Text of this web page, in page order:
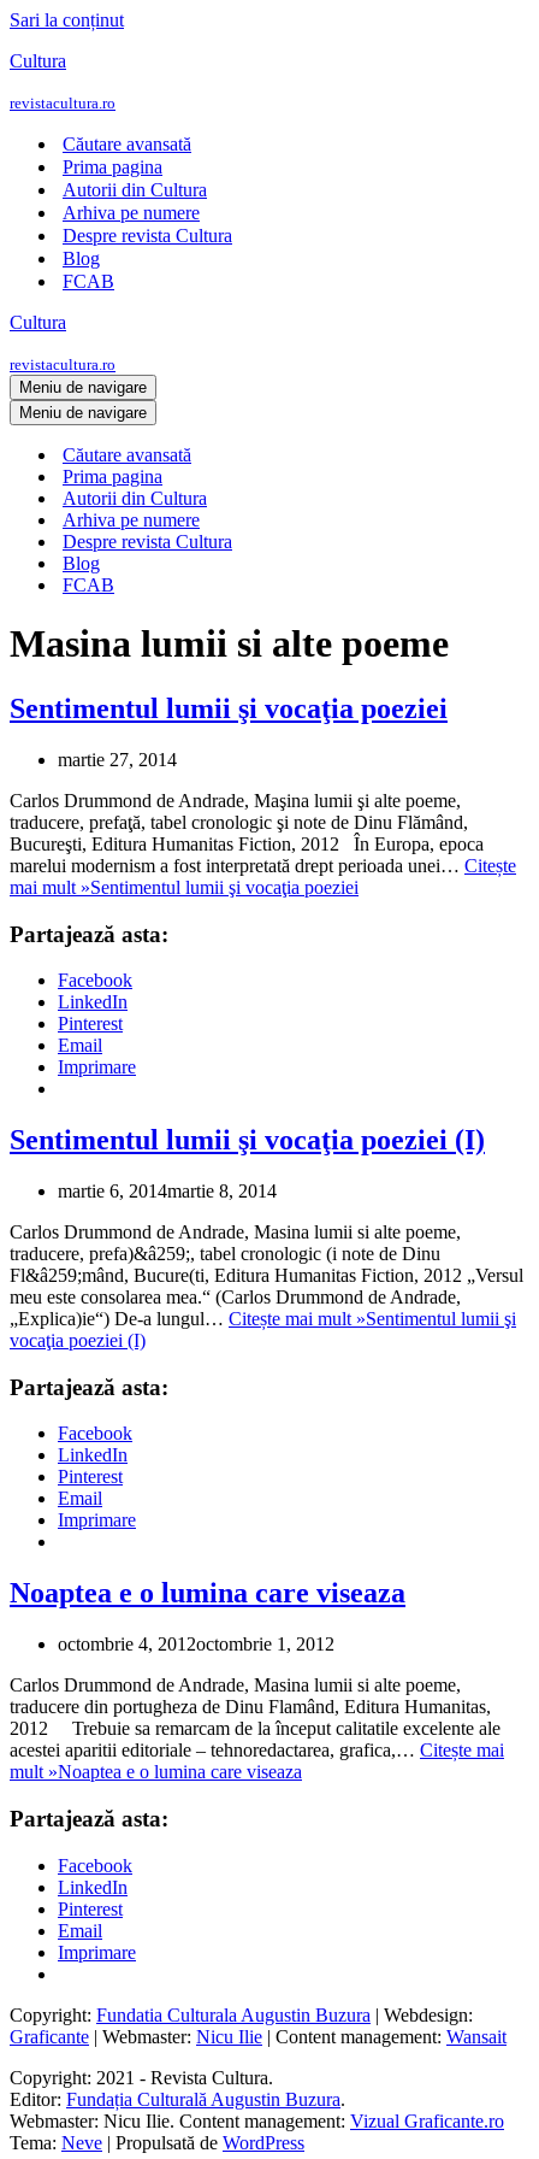
Sari la conținut
Cultura
revistacultura.ro
Căutare avansată
Prima pagina
Autorii din Cultura
Arhiva pe numere
Despre revista Cultura
Blog
FCAB
Cultura
revistacultura.ro
Meniu de navigare
Meniu de navigare
Căutare avansată
Prima pagina
Autorii din Cultura
Arhiva pe numere
Despre revista Cultura
Blog
FCAB
Masina lumii si alte poeme
Sentimentul lumii şi vocaţia poeziei
martie 27, 2014
Carlos Drummond de Andrade, Maşina lumii şi alte poeme,
traducere, prefaţă, tabel cronologic şi note de Dinu Flămând,
Bucureşti, Editura Humanitas Fiction, 2012 În Europa, epoca
marelui modernism a fost interpretată drept perioada unei… Citește
mai mult »Sentimentul lumii şi vocaţia poeziei
Partajează asta:
Facebook
LinkedIn
Pinterest
Email
Imprimare
Sentimentul lumii şi vocaţia poeziei (I)
martie 6, 2014martie 8, 2014
Carlos Drummond de Andrade, Masina lumii si alte poeme,
traducere, prefa)&â259;, tabel cronologic (i note de Dinu
Fl&â259;mând, Bucure(ti, Editura Humanitas Fiction, 2012 „Versul
meu este consolarea mea.“ (Carlos Drummond de Andrade,
„Explica)ie“) De-a lungul… Citește mai mult »Sentimentul lumii şi
vocaţia poeziei (I)
Partajează asta:
Facebook
LinkedIn
Pinterest
Email
Imprimare
Noaptea e o lumina care viseaza
octombrie 4, 2012octombrie 1, 2012
Carlos Drummond de Andrade, Masina lumii si alte poeme,
traducere din portugheza de Dinu Flamând, Editura Humanitas,
2012 Trebuie sa remarcam de la început calitatile excelente ale
acestei aparitii editoriale – tehnoredactarea, grafica,… Citește mai
mult »Noaptea e o lumina care viseaza
Partajează asta:
Facebook
LinkedIn
Pinterest
Email
Imprimare
Copyright: Fundatia Culturala Augustin Buzura | Webdesign:
Graficante | Webmaster: Nicu Ilie | Content management: Wansait
Copyright: 2021 - Revista Cultura.
Editor: Fundația Culturală Augustin Buzura.
Webmaster: Nicu Ilie. Content management: Vizual Graficante.ro
Tema: Neve | Propulsată de WordPress